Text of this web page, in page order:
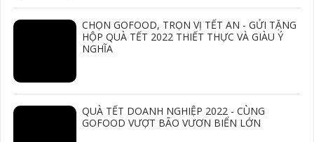
CHỌN GOFOOD, TRỌN VỊ TẾT AN - GỬI TẶNG
HỘP QUÀ TẾT 2022 THIẾT THỰC VÀ GIÀU Ý
NGHĨA
QUÀ TẾT DOANH NGHIỆP 2022 - CÙNG
GOFOOD VƯỢT BÃO VƯƠN BIỂN LỚN